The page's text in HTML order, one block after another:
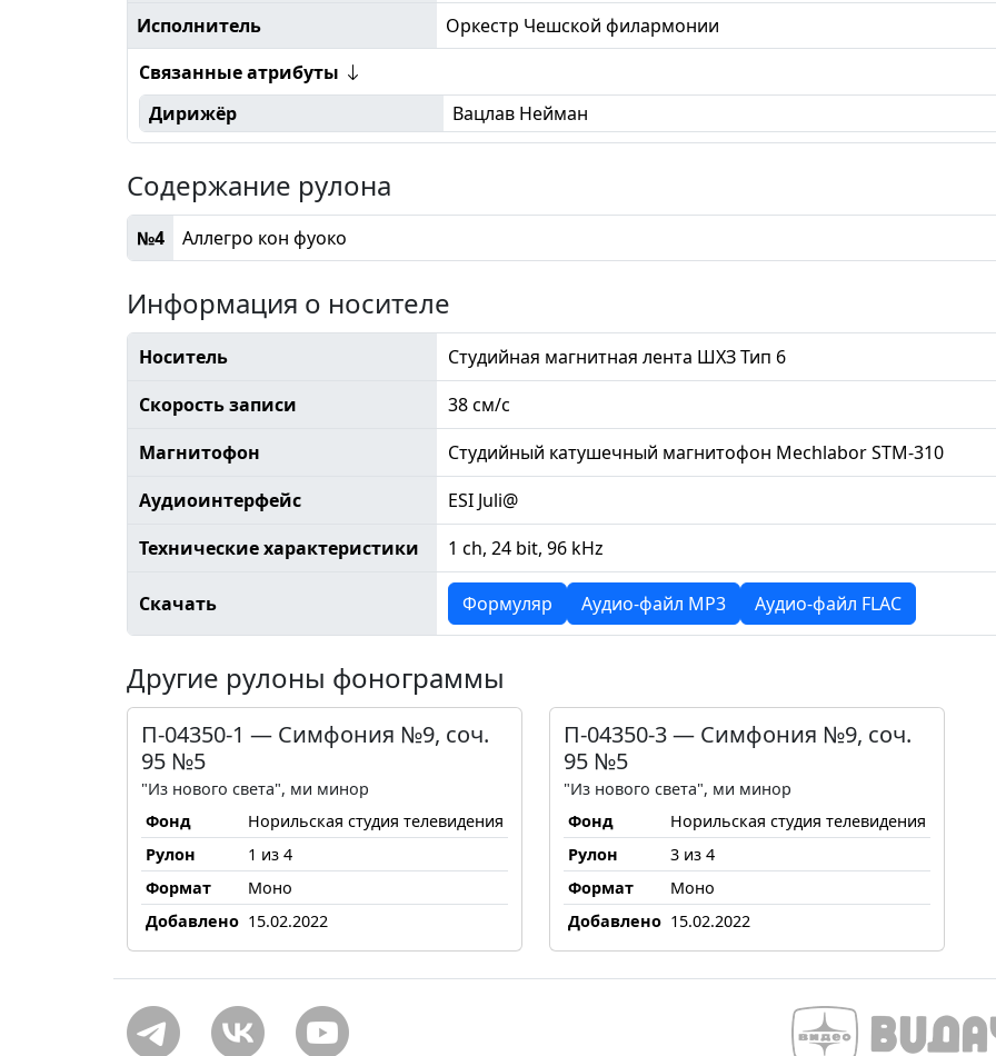
Исполнитель
Оркестр Чешской филармонии
Связанные атрибуты
Дирижёр
Вацлав Нейман
Содержание рулона
№4 Аллегро кон фуоко
Информация о носителе
Носитель
Студийная магнитная лента ШХЗ Тип 6
Скорость записи
38 см/с
Магнитофон
Студийный катушечный магнитофон Mechlabor STM-310
Аудиоинтерфейс
ESI Juli@
Технические характеристики
1 ch, 24 bit, 96 kHz
Скачать Формуляр Аудио-файл MP3 Аудио-файл FLAC
Другие рулоны фонограммы
П-04350-1 — Cимфония №9, соч.
95 №5
"Из нового света", ми минор
Фонд
Норильская студия телевидения
Рулон
1 из 4
Формат
Моно
Добавлено 15.02.2022
П-04350-3 — Cимфония №9, соч.
95 №5
"Из нового света", ми минор
Фонд
Норильская студия телевидения
Рулон
3 из 4
Формат
Моно
Добавлено 15.02.2022